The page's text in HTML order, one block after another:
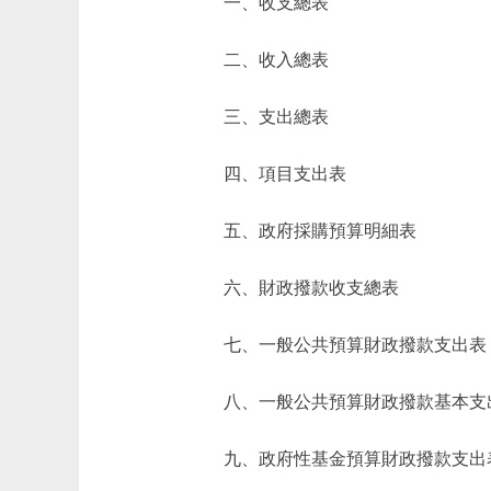
二、收入總表
三、支出總表
四、項目支出表
五、政府採購預算明細表
六、財政撥款收支總表
七、一般公共預算財政撥款支出表
八、一般公共預算財政撥款基本支
九、政府性基金預算財政撥款支出